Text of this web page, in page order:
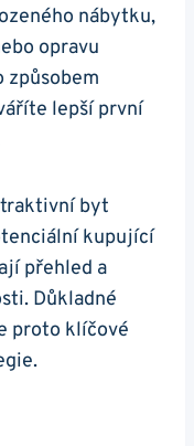
nábytku,
opravu
způsobem
lepší první
byt
kupující
přehled a
Důkladné
proto klíčové